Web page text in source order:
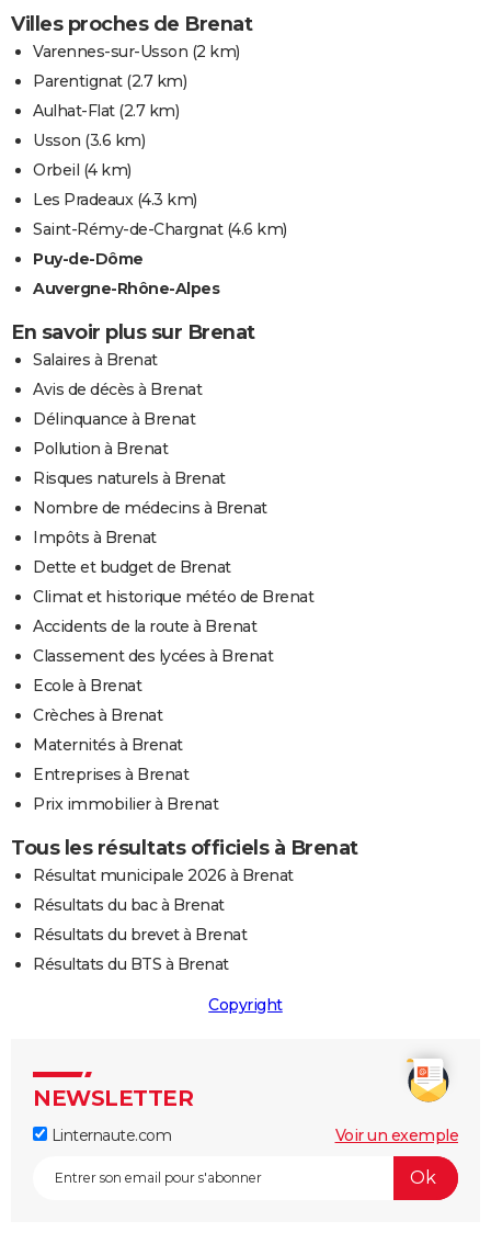
Villes proches de Brenat
Varennes-sur-Usson (2 km)
Parentignat(2.7 km)
Aulhat-Flat(2.7 km)
Usson (3.6 km)
Orbeil (4 km)
Les Pradeaux(4.3 km)
Saint-Rémy-de-Chargnat(4.6 km)
Puy-de-Dôme
Auvergne-Rhône-Alpes
En savoir plus sur Brenat
Salaires à Brenat
Avis de décès à Brenat
Délinquance à Brenat
Pollution à Brenat
Risques naturels à Brenat
Nombre de médecins à Brenat
Impôts à Brenat
Dette et budget de Brenat
Climat et historique météo de Brenat
Accidents de la route à Brenat
Classement des lycées à Brenat
Ecole à Brenat
Crèches à Brenat
Maternités à Brenat
Entreprises à Brenat
Prix immobilier à Brenat
Tous les résultats officiels à Brenat
Résultat municipale 2026 à Brenat
Résultats du bac à Brenat
Résultats du brevet à Brenat
Résultats du BTS à Brenat
Copyright
NEWSLETTER
Linternaute.com Voir un exemple